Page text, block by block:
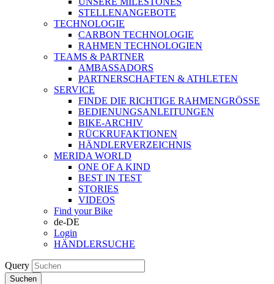
STELLENANGEBOTE
TECHNOLOGIE
CARBON TECHNOLOGIE
RAHMEN TECHNOLOGIEN
TEAMS & PARTNER
AMBASSADORS
PARTNERSCHAFTEN & ATHLETEN
SERVICE
FINDE DIE RICHTIGE RAHMENGRÖSSE
BEDIENUNGSANLEITUNGEN
BIKE-ARCHIV
RÜCKRUFAKTIONEN
HÄNDLERVERZEICHNIS
MERIDA WORLD
ONE OF A KIND
BEST IN TEST
STORIES
VIDEOS
Find your Bike
de-DE
Login
HÄNDLERSUCHE
Query
Suchen